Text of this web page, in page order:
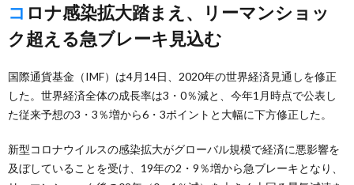
コロナ感染拡大踏まえ、リーマンショッ
ク超える急ブレーキ見込む
国際通貨基金（IMF）は4月14日、2020年の世界経済見通しを修正
した。世界経済全体の成長率は3・0％減と、今年1月時点で公表し
た従来予想の3・3％増から6・3ポイントと大幅に下方修正した。
新型コロナウイルスの感染拡大がグローバル規模で経済に悪影響を
及ぼしていることを受け、19年の2・9％増から急ブレーキとなり、